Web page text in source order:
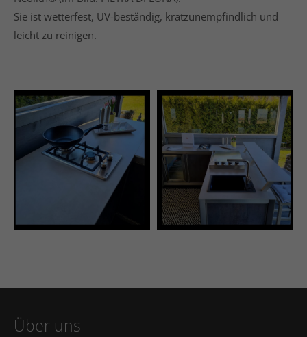
Sie ist wetterfest, UV-beständig, kratzunempfindlich und
leicht zu reinigen.
Über uns